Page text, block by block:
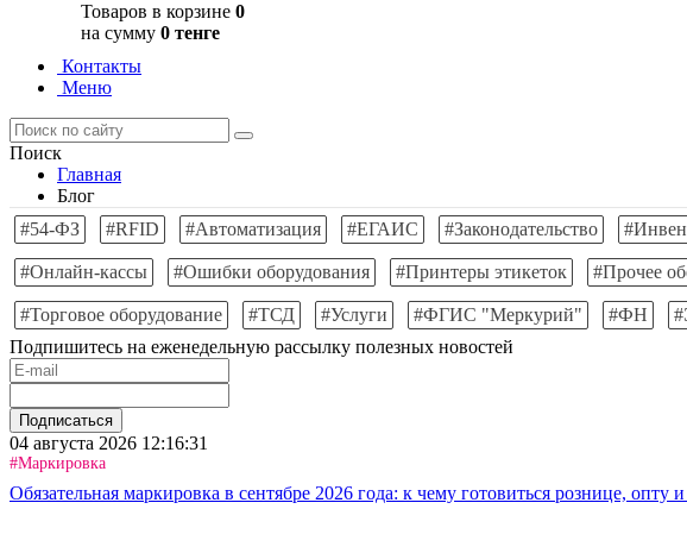
Товаров в корзине 0
на сумму 0 тенге
Контакты
Меню
Поиск
Главная
Блог
#54-ФЗ
#RFID #Автоматизация #ЕГАИС #Законодательство
#Онлайн-кассы #Ошибки оборудования #Принтеры этикеток #Прочее
#Торговое оборудование #ТСД #Услуги #ФГИС "Меркурий" #ФН
Подпишитесь на еженедельную рассылку полезных новостей
Подписаться
04 августа 2026 12:16:31
#Маркировка
Обязательная маркировка в сентябре 2026 года: к чему готовиться рознице, опту